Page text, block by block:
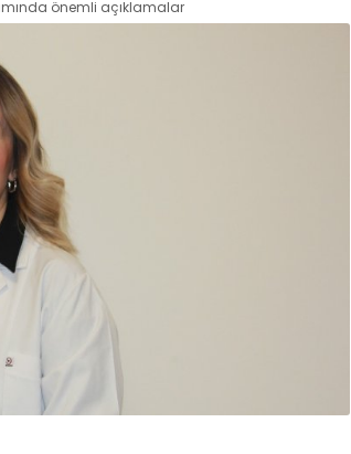
önemli açıklamalar